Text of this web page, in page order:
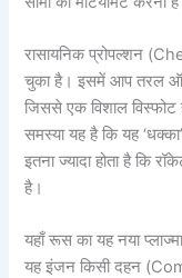
रासायनिक प्रोपल्शन
चुका है। इसमें आप तरल
जिससे एक विशाल
समस्या यह है कि यह
इतना ज्यादा होता है कि
है।
यहाँ रूस का यह नया
यह इंजन किसी दहन